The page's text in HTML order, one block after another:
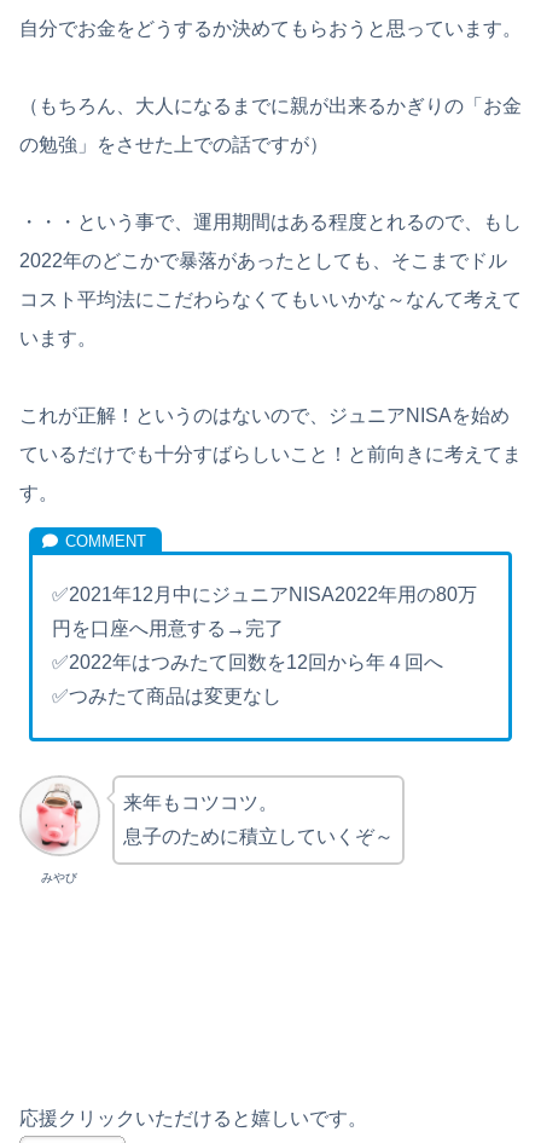
自分でお金をどうするか決めてもらおうと思っています。
（もちろん、大人になるまでに親が出来るかぎりの「お金
の勉強」をさせた上での話ですが）
・・・という事で、運用期間はある程度とれるので、もし
2022年のどこかで暴落があったとしても、そこまでドル
コスト平均法にこだわらなくてもいいかな～なんて考えて
います。
これが正解！というのはないので、ジュニアNISAを始め
ているだけでも十分すばらしいこと！と前向きに考えてま
す。
✅2021年12月中にジュニアNISA2022年用の80万
円を口座へ用意する→完了
✅2022年はつみたて回数を12回から年４回へ
✅つみたて商品は変更なし
みやび
来年もコツコツ。
息子のために積立していくぞ～
応援クリックいただけると嬉しいです。